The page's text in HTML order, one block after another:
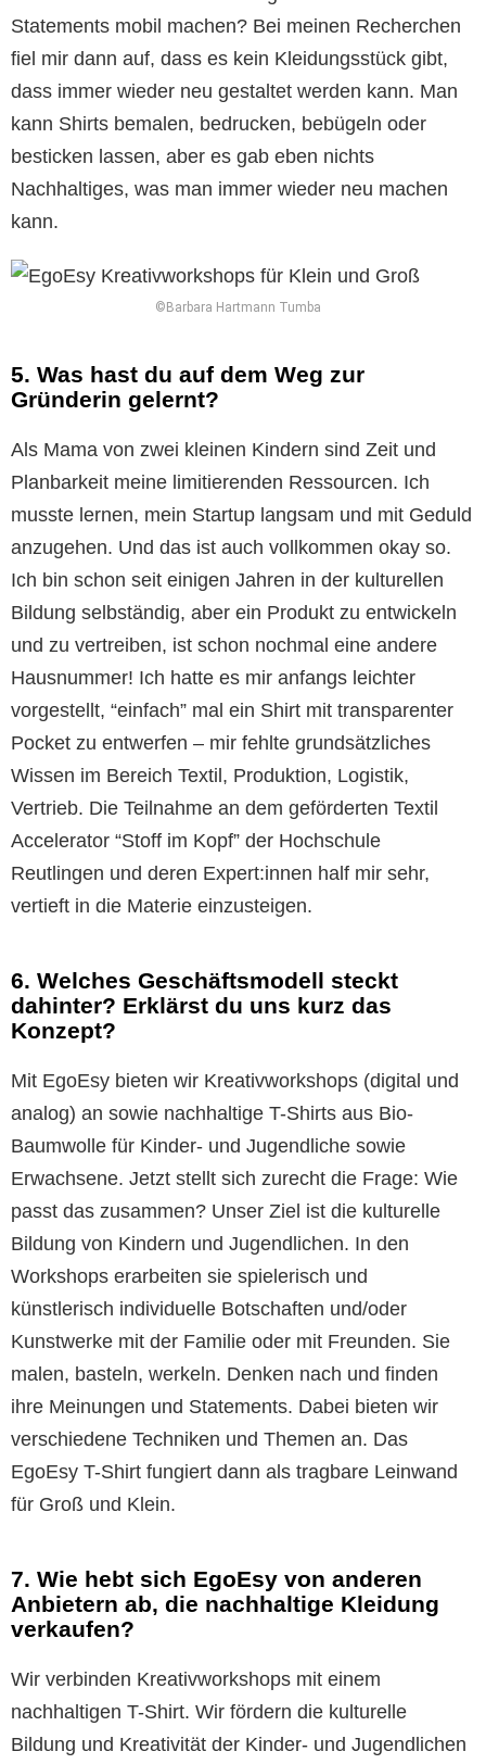
Statements mobil machen? Bei meinen Recherchen
fiel mir dann auf, dass es kein Kleidungsstück gibt,
dass immer wieder neu gestaltet werden kann. Man
kann Shirts bemalen, bedrucken, bebügeln oder
besticken lassen, aber es gab eben nichts
Nachhaltiges, was man immer wieder neu machen
kann.
©Barbara Hartmann Tumba
5. Was hast du auf dem Weg zur
Gründerin gelernt?
Als Mama von zwei kleinen Kindern sind Zeit und
Planbarkeit meine limitierenden Ressourcen. Ich
musste lernen, mein Startup langsam und mit Geduld
anzugehen. Und das ist auch vollkommen okay so.
Ich bin schon seit einigen Jahren in der kulturellen
Bildung selbständig, aber ein Produkt zu entwickeln
und zu vertreiben, ist schon nochmal eine andere
Hausnummer! Ich hatte es mir anfangs leichter
vorgestellt, “einfach” mal ein Shirt mit transparenter
Pocket zu entwerfen – mir fehlte grundsätzliches
Wissen im Bereich Textil, Produktion, Logistik,
Vertrieb. Die Teilnahme an dem geförderten Textil
Accelerator “Stoff im Kopf” der Hochschule
Reutlingen und deren Expert:innen half mir sehr,
vertieft in die Materie einzusteigen.
6. Welches Geschäftsmodell steckt
dahinter? Erklärst du uns kurz das
Konzept?
Mit EgoEsy bieten wir Kreativworkshops (digital und
analog) an sowie nachhaltige T-Shirts aus Bio-
Baumwolle für Kinder- und Jugendliche sowie
Erwachsene. Jetzt stellt sich zurecht die Frage: Wie
passt das zusammen? Unser Ziel ist die kulturelle
Bildung von Kindern und Jugendlichen. In den
Workshops erarbeiten sie spielerisch und
künstlerisch individuelle Botschaften und/oder
Kunstwerke mit der Familie oder mit Freunden. Sie
malen, basteln, werkeln. Denken nach und finden
ihre Meinungen und Statements. Dabei bieten wir
verschiedene Techniken und Themen an. Das
EgoEsy T-Shirt fungiert dann als tragbare Leinwand
für Groß und Klein.
7. Wie hebt sich EgoEsy von anderen
Anbietern ab, die nachhaltige Kleidung
verkaufen?
Wir verbinden Kreativworkshops mit einem
nachhaltigen T-Shirt. Wir fördern die kulturelle
Bildung und Kreativität der Kinder- und Jugendlichen